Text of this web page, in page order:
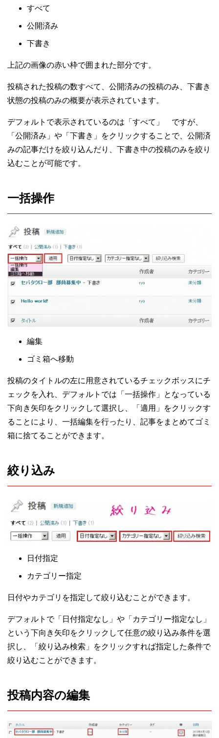
すべて
公開済み
下書き
上記の画像の赤い枠で囲まれた部分です。
投稿された投稿の数すべて、公開済みの投稿のみ、下書き
状態の投稿のみの概要が表示されています。
デフォルトで表示されているのは「すべて」 ですが、
「公開済み」や「下書き」をクリックすることで、公開済
みの記事だけを絞り込んだり、下書き中の投稿のみを絞り
込むことが可能です。
一括操作
編集
ゴミ箱へ移動
投稿のタイトルの左に用意されているチェックボッスにチ
ェックを入れ、デフォルトでは「一括操作」となっている
下向き矢印をクリックして選択し、「適用」をクリックす
ることにより、一括編集を行ったり、記事をまとめてゴミ
箱に捨てることができます。
絞り込み
日付指定
カテゴリー指定
日付やカテゴリを指定して絞り込むことができます。
デフォルトで「日付指定なし」や「カテゴリー指定なし」
という下向き矢印をクリックして任意の絞り込み条件を選
択し、「絞り込み検索」をクリックすれば指定した条件で
絞り込むことができます。
投稿内容の編集